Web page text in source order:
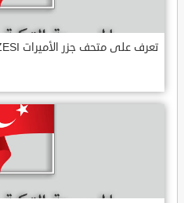
تعرف على متحف جزر الأميرات ADALAR MÜZESI